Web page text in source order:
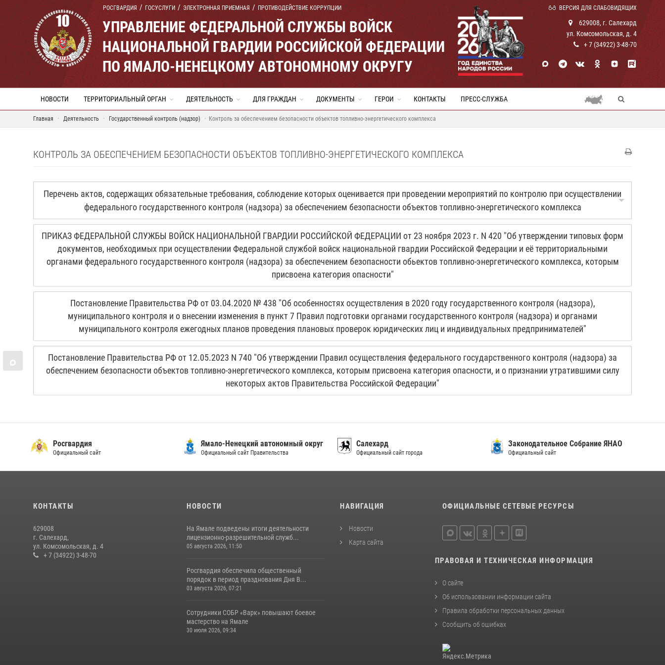
РОСГВАРДИЯ ГОСУСЛУГИ ЭЛЕКТРОННАЯ ПРИЕМНАЯ ПРОТИВОДЕЙСТВИЕ КОРРУПЦИИ ВЕРСИЯ ДЛЯ СЛАБОВИДЯЩИХ
УПРАВЛЕНИЕ ФЕДЕРАЛЬНОЙ СЛУЖБЫ ВОЙСК
НАЦИОНАЛЬНОЙ ГВАРДИИ РОССИЙСКОЙ ФЕДЕРАЦИИ
ПО ЯМАЛО-НЕНЕЦКОМУ АВТОНОМНОМУ ОКРУГУ
629008, г. Салехард
ул. Комсомольская, д. 4
+ 7 (34922) 3-48-70
НОВОСТИ ТЕРРИТОРИАЛЬНЫЙ ОРГАН ДЕЯТЕЛЬНОСТЬ ДЛЯ ГРАЖДАН ДОКУМЕНТЫ ГЕРОИ КОНТАКТЫ ПРЕСС-СЛУЖБА
Главная Деятельность Государственный контроль (надзор) Контроль за обеспечением безопасности объектов топливно-энергетического комплекса
КОНТРОЛЬ ЗА ОБЕСПЕЧЕНИЕМ БЕЗОПАСНОСТИ ОБЪЕКТОВ ТОПЛИВНО-ЭНЕРГЕТИЧЕСКОГО КОМПЛЕКСА
Перечень актов, содержащих обязательные требования, соблюдение которых оценивается при проведении мероприятий по контролю при осуществлении
федерального государственного контроля (надзора) за обеспечением безопасности объектов топливно-энергетического комплекса
ПРИКАЗ ФЕДЕРАЛЬНОЙ СЛУЖБЫ ВОЙСК НАЦИОНАЛЬНОЙ ГВАРДИИ РОССИЙСКОЙ ФЕДЕРАЦИИ от 23 ноября 2023 г. N 420 "Об утверждении типовых форм
документов, необходимых при осуществлении Федеральной службой войск национальной гвардии Российской Федерации и её территориальными
органами федерального государственного контроля (надзора) за обеспечением безопасности обьектов топливно-энергетического комплекса, которым
присвоена категория опасности"
Постановление Правительства РФ от 03.04.2020 № 438 "Об особенностях осуществления в 2020 году государственного контроля (надзора),
муниципального контроля и о внесении изменения в пункт 7 Правил подготовки органами государственного контроля (надзора) и органами
муниципального контроля ежегодных планов проведения плановых проверок юридических лиц и индивидуальных предпринимателей"
Постановление Правительства РФ от 12.05.2023 N 740 "Об утверждении Правил осуществления федерального государственного контроля (надзора) за
обеспечением безопасности объектов топливно-энергетического комплекса, которым присвоена категория опасности, и о признании утратившими силу
некоторых актов Правительства Российской Федерации"
Росгвардия
Официальный сайт
Ямало-Ненецкий автономный округ
Официальный сайт Правительства
Салехард
Официальный сайт города
Законодательное Собрание ЯНАО
Официальный сайт
КОНТАКТЫ
629008
г. Салехард,
ул. Комсомольская, д. 4
+ 7 (34922) 3-48-70
НОВОСТИ
На Ямале подведены итоги деятельности
лицензионно-разрешительной служб...
05 августа 2026, 11:50
Росгвардия обеспечила общественный
порядок в период празднования Дня В...
03 августа 2026, 07:21
Сотрудники СОБР «Варк» повышают боевое
мастерство на Ямале
30 июля 2026, 09:34
НАВИГАЦИЯ
Новости
Карта сайта
ОФИЦИАЛЬНЫЕ СЕТЕВЫЕ РЕСУРСЫ
ПРАВОВАЯ И ТЕХНИЧЕСКАЯ ИНФОРМАЦИЯ
О сайте
Об использовании информации сайта
Правила обработки персональных данных
Сообщить об ошибках